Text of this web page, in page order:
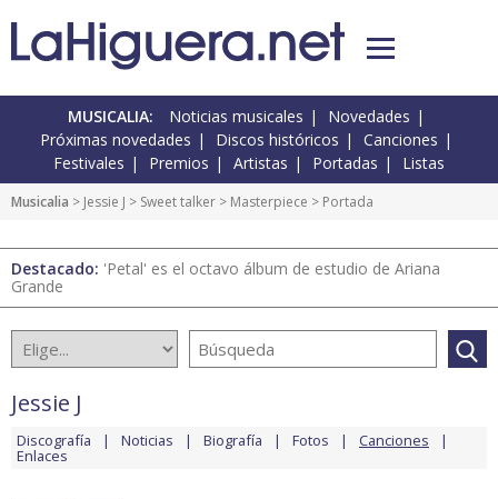
MUSICALIA: Noticias musicales
Novedades
Próximas novedades
Discos históricos
Canciones
Festivales
Premios Artistas Portadas Listas
Musicalia > Jessie J > Sweet talker > Masterpiece > Portada
Destacado: 'Petal' es el octavo álbum de estudio de Ariana
Grande
Jessie J
Discografía Noticias Biografía Fotos Canciones
Enlaces